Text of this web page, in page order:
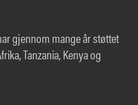
gjennom mange år støttet
Tanzania, Kenya og